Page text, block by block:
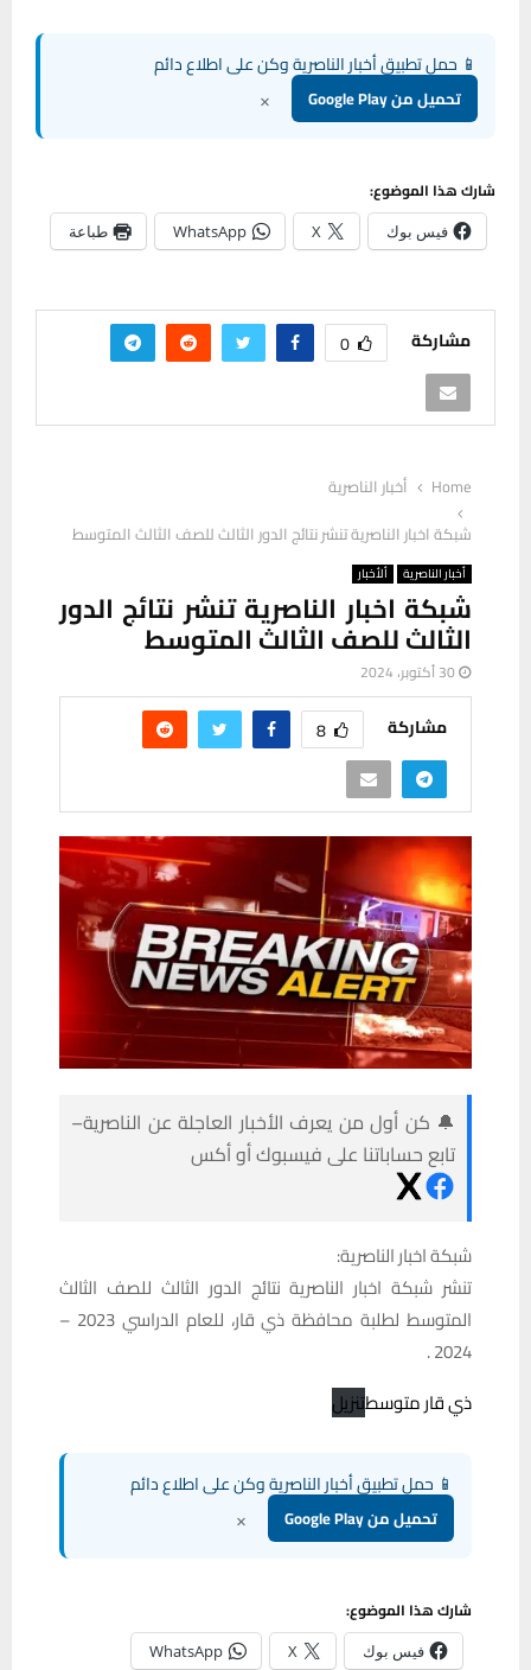
📱 حمل تطبيق أخبار الناصرية وكن على اطلاع دائم
تحميل من Google Play ×
شارك هذا الموضوع:
فيس بوك X
WhatsApp طباعة
مشاركة 0
Home
أخبار الناصرية
شبكة اخبار الناصرية تنشر نتائج الدور الثالث للصف الثالث المتوسط
أخبار الناصرية ألأخبار
شبكة اخبار الناصرية تنشر نتائج الدور
الثالث للصف الثالث المتوسط
30 أكتوبر، 2024
مشاركة 8
🔔 كن أول من يعرف الأخبار العاجلة عن الناصرية–
تابع حساباتنا على فيسبوك أو أكس
شبكة اخبار الناصرية:
تنشر شبكة اخبار الناصرية نتائج الدور الثالث للصف الثالث
المتوسط لطلبة محافظة ذي قار، للعام الدراسي 2023 –
2024 .
ذي قار متوسطتنزيل
📱 حمل تطبيق أخبار الناصرية وكن على اطلاع دائم
تحميل من Google Play ×
شارك هذا الموضوع:
فيس بوك X
WhatsApp